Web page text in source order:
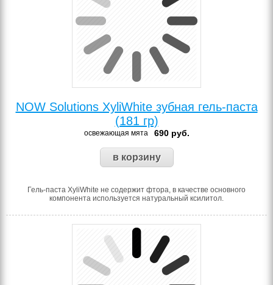
NOW Solutions XyliWhite зубная гель-паста
(181 гр)
освежающая мята 690 руб.
Гель-паста XyliWhite не содержит фтора, в качестве основного
компонента используется натуральный ксилитол.